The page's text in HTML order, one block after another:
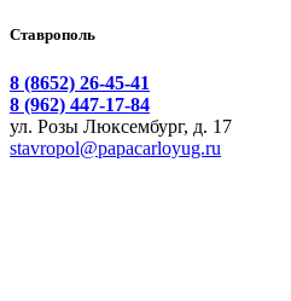
Ставрополь
8 (8652) 26-45-41
8 (962) 447-17-84
ул. Розы Люксембург, д. 17
stavropol@papacarloyug.ru